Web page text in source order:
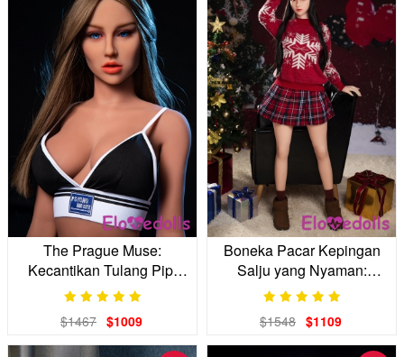
The Prague Muse:
Kecantikan Tulang Pipi
Tinggi, Mahakarya
$1467 $1009
Boneka Pacar Kepingan
Salju yang Nyaman:
Impian Liburan Hangat
$1548 $1109